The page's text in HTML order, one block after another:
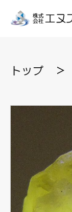
トップ ＞